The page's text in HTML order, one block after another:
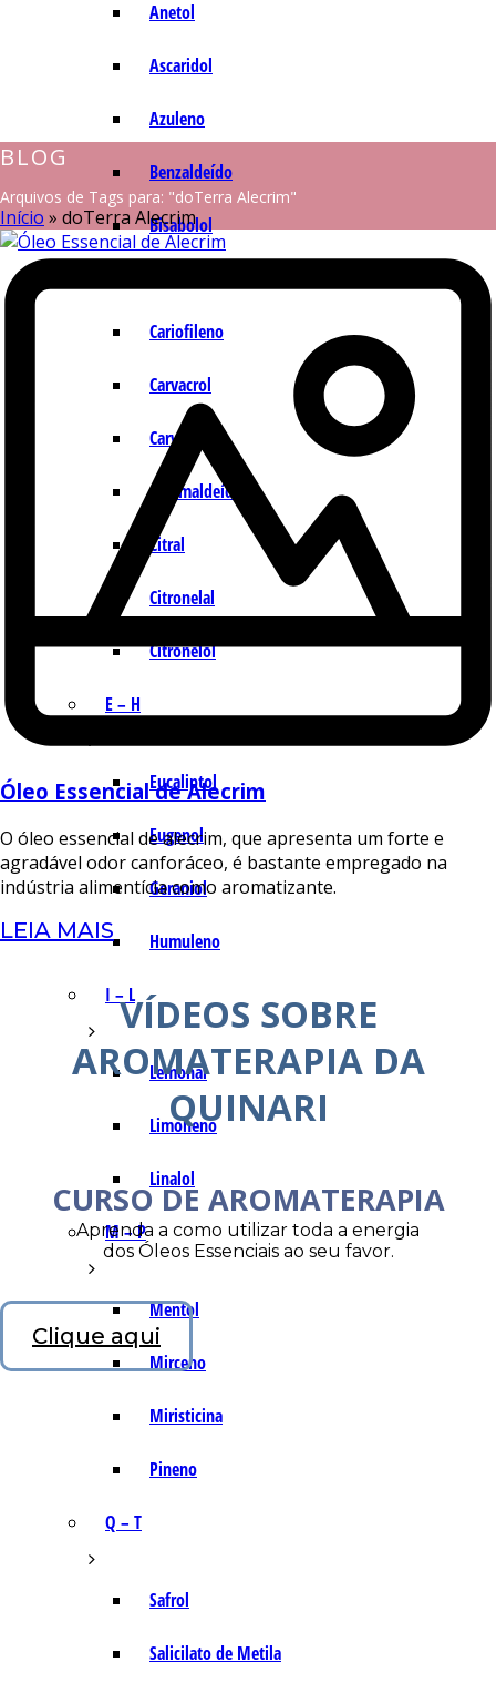
Anetol
Ascaridol
Azuleno
Benzaldeído
Bisabolol
Cariofileno
Carvacrol
Carvona
Cinamaldeído
Citral
Citronelal
Citronelol
E – H
Eucaliptol
Eugenol
Geraniol
Humuleno
I – L
Lemonal
Limoneno
Linalol
M – P
Mentol
Mirceno
Miristicina
Pineno
Q – T
Safrol
Salicilato de Metila
BLOG
Arquivos de Tags para: "doTerra Alecrim"
Início » doTerra Alecrim
Óleo Essencial de Alecrim
O óleo essencial de alecrim, que apresenta um forte e
agradável odor canforáceo, é bastante empregado na
indústria alimentícia como aromatizante.
LEIA MAIS
VÍDEOS SOBRE
AROMATERAPIA DA
QUINARI
CURSO DE AROMATERAPIA
Aprenda a como utilizar toda a energia
dos Óleos Essenciais ao seu favor.
Clique aqui